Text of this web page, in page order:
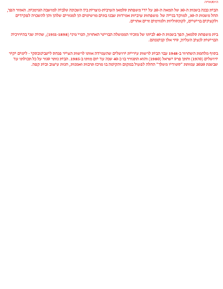
היסטוריה
הבית נבנה בשנות ה-30 של המאה ה-20 על ידי משפחת סלמאן הערבית-נוצרית בין השכונה טלביה למושבה הגרמנית. האזור הפך,
החל משנות ה-30, למוקד בנייה של משפחות ערביות אמידות שבנו בתים מרשימים הן למגורים שלהן והן להשכרה לפקידים
ולקצינים בריטיים, לקונסוליות ולגורמים זרים אחרים.
בית משפחת סלמאן, הפך בשנות ה-40 לביתו של מזכיר הממשלה הבריטי האחרון, הנרי גרני (1951-1898), שהיה שני בהיררכיה
הבריטית לנציב העליון, סיר אלן קנינגנהם.
בסוף מלחמת השחרור ב-1948 עבר הבית לרשות עיריית ירושלים שהעמידה אותו לרשות הצייר פנחס ליטבינובסקי - לימים יקיר
ירושלים (1970) וחתן פרס ישראל (1980) והוא התגורר בו כ-40 שנה עד יום מותו ב-1985. הבית נותר סגור על כל תכולתו עד
שבשנת 2020 עמותת "סטודיו משלך" החלה לפעול במקום והקימה בו מרכז תרבות ואמנות, חנות עיצוב ובית קפה.